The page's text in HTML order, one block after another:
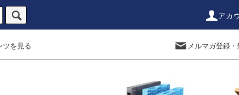
アカ
ツを見る メルマガ登録・